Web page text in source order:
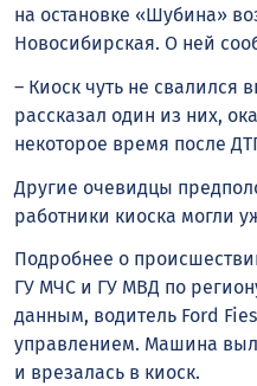
на остановке «Шубина»
Новосибирская. О ней
– Киоск чуть не свалился
рассказал один из них,
некоторое время после
Другие очевидцы
работники киоска могли
Подробнее о
ГУ МЧС и ГУ МВД по
данным, водитель Ford
управлением. Машина
и врезалась в киоск.